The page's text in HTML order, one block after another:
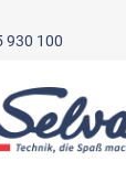
930 100